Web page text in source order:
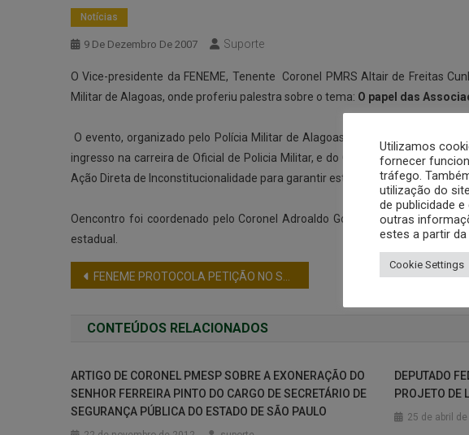
Notícias
9 De Dezembro De 2007 Suporte
O Vice-presidente da FENEME, Tenente Coronel PMRS Altair de Freitas
Militar de Alagoas, onde proferiu palestra sobre o tema: O papel das
O evento, organizado pelo Polícia Militar de Alagoas, contou ainda com a
ingresso na carreira de Oficial de Policia Militar, e do Capitão PMRS Rafael
Ação Direta de Inconstitucionalidade para garantir esta prerrogativa.
Oencontro foi coordenado pelo Coronel Adroaldo Goulart, Chefe do
estadual.
FENEME PROTOCOLA PETIÇÃO NO STF DEFENDENDO ELABORAÇÃO DO TERMO CIRCUNSTANCIADO POR POLICIAIS MILITARES
CONTEÚDOS RELACIONADOS
ARTIGO DE CORONEL PMESP SOBRE A EXONERAÇÃO DO
SENHOR FERREIRA PINTO DO CARGO DE SECRETÁRIO DE
SEGURANÇA PÚBLICA DO ESTADO DE SÃO PAULO
DEPUTADO
PROJETO DE
25 de abril
Utilizamos
fornecer
tráfego.
utilização do
de publicidade
outras
estes a partir
Cookie Settings